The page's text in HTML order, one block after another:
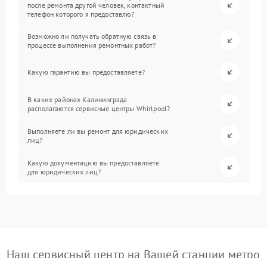
после ремонта другой человек, контактный
телефон которого я предоставлю?
Возможно ли получать обратную связь в
процессе выполнения ремонтных работ?
Какую гарантию вы предоставляете?
В каких районах Калининграда
располагаются сервисные центры Whirlpool?
Выполняете ли вы ремонт для юридических
лиц?
Какую документацию вы предоставляете
для юридических лиц?
Наш сервисный центр на Вашей станции метро